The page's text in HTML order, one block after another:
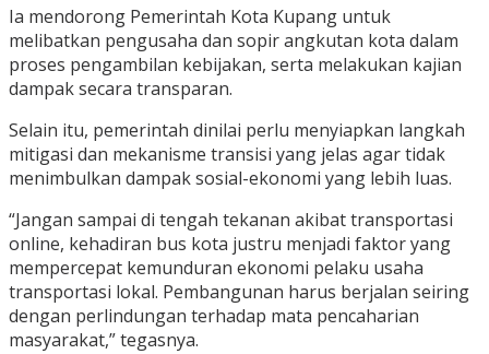
Ia mendorong Pemerintah Kota Kupang untuk
melibatkan pengusaha dan sopir angkutan kota dalam
proses pengambilan kebijakan, serta melakukan kajian
dampak secara transparan.
Selain itu, pemerintah dinilai perlu menyiapkan langkah
mitigasi dan mekanisme transisi yang jelas agar tidak
menimbulkan dampak sosial-ekonomi yang lebih luas.
“Jangan sampai di tengah tekanan akibat transportasi
online, kehadiran bus kota justru menjadi faktor yang
mempercepat kemunduran ekonomi pelaku usaha
transportasi lokal. Pembangunan harus berjalan seiring
dengan perlindungan terhadap mata pencaharian
masyarakat,” tegasnya.